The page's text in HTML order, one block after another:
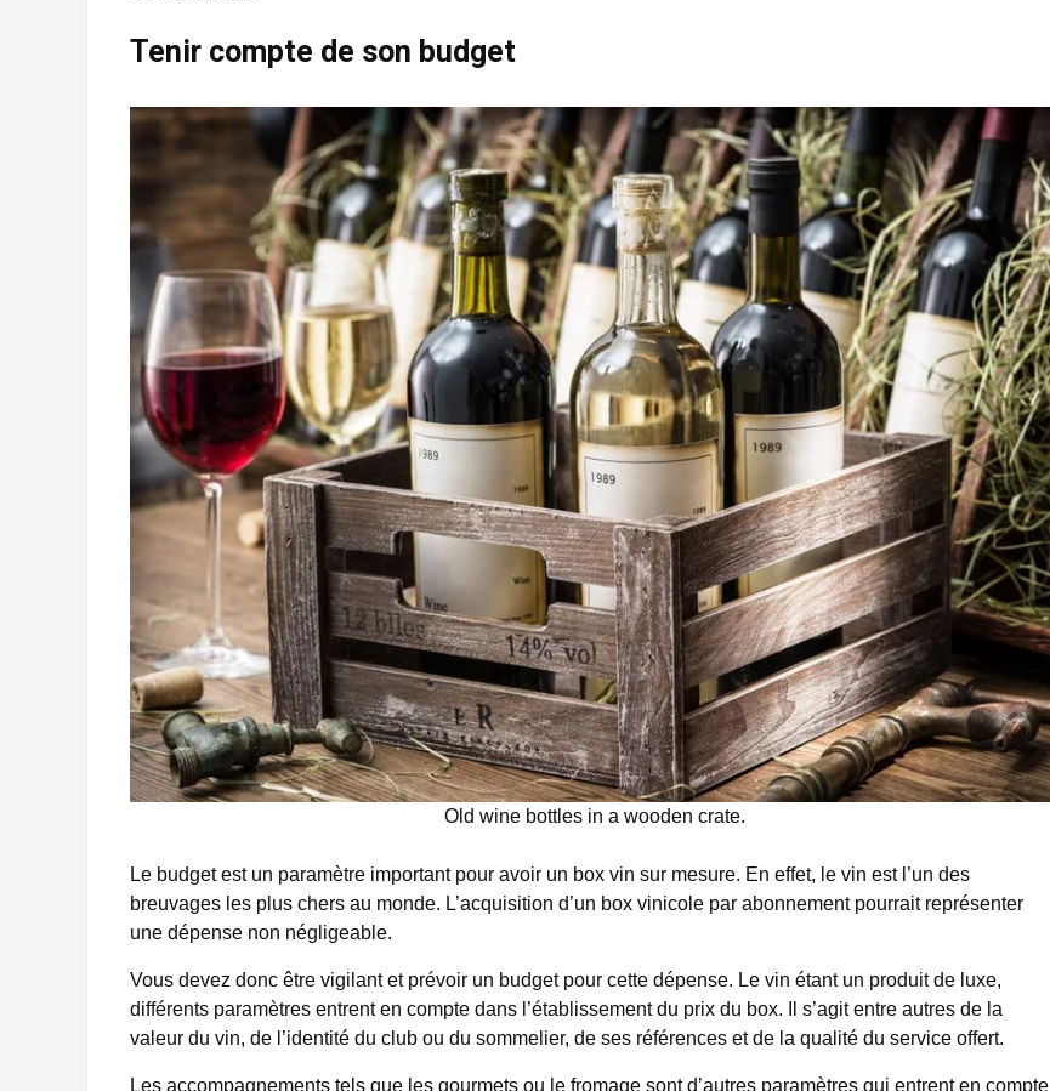
Tenir compte de son budget
Old wine bottles in a wooden crate.
Le budget est un paramètre important pour avoir un box vin sur mesure. En effet, le vin est l’un des
breuvages les plus chers au monde. L’acquisition d’un box vinicole par abonnement pourrait représenter
une dépense non négligeable.
Vous devez donc être vigilant et prévoir un budget pour cette dépense. Le vin étant un produit de luxe,
différents paramètres entrent en compte dans l’établissement du prix du box. Il s’agit entre autres de la
valeur du vin, de l’identité du club ou du sommelier, de ses références et de la qualité du service offert.
Les accompagnements tels que les gourmets ou le fromage sont d’autres paramètres qui entrent en compte